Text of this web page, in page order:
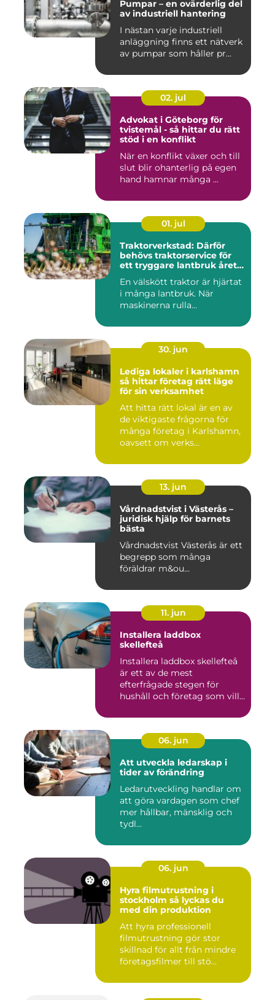
Pumpar – en ovärderlig del
av industriell hantering
I nästan varje industriell
anläggning finns ett nätverk
av pumpar som håller pr...
02. jul
Advokat i Göteborg för
tvistemål - så hittar du rätt
stöd i en konflikt
När en konflikt växer och till
slut blir ohanterlig på egen
hand hamnar många ...
01. jul
Traktorverkstad: Därför
behövs traktorservice för
ett tryggare lantbruk året
En välskött traktor är hjärtat
i många lantbruk. När
maskinerna rulla...
30. jun
Lediga lokaler i karlshamn
så hittar företag rätt läge
för sin verksamhet
Att hitta rätt lokal är en av
de viktigaste frågorna för
många företag i Karlshamn,
oavsett om verks...
13. jun
Vårdnadstvist i Västerås –
juridisk hjälp för barnets
bästa
Vårdnadstvist Västerås är ett
begrepp som många
föräldrar m&ou...
11. jun
Installera laddbox
skellefteå
Installera laddbox skellefteå
är ett av de mest
efterfrågade stegen för
hushåll och företag som vill...
06. jun
Att utveckla ledarskap i
tider av förändring
Ledarutveckling handlar om
att göra vardagen som chef
mer hållbar, mänsklig och
tydl...
06. jun
Hyra filmutrustning i
stockholm så lyckas du
med din produktion
Att hyra professionell
filmutrustning gör stor
skillnad för allt från mindre
företagsfilmer till stö...